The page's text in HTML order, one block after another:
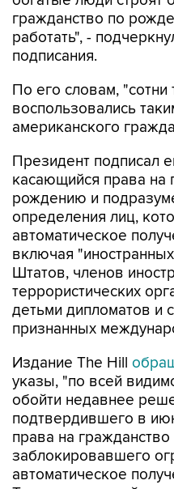
работать", -
подписания.
По его словам, "сотни
американского
Президент подписал
рождению и
определения лиц,
автоматическое
включая
Штатов, членов
террористических
детьми дипломатов и
признанных
Издание The Hill
обойти недавнее
подтвердившего в
права на
заблокировавшего
автоматическое
Трампа, изданный в
президентского срока.